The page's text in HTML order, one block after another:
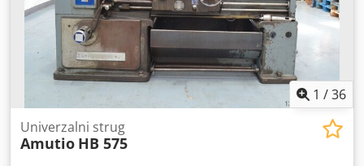
1 /36
Univerzalni strug
Amutio HB 575